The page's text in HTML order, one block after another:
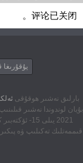
评论已关闭。
بارلىق نەشىر ھوقۇقى
بۇيان لوندوندا نەشىر
2021 يىلى
قىممەتلىك تەكىلىپ ۋە